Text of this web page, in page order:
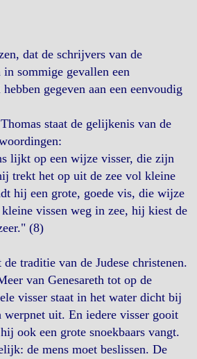
dat de schrijvers van de
sommige gevallen een
gegeven aan een eenvoudig
staat de gelijkenis van de
lijkt op een wijze visser, die zijn
trekt het op uit de zee vol kleine
hij een grote, goede vis, die wijze
vissen weg in zee, hij kiest de
(8)
traditie van de Judese christenen.
van Genesareth tot op de
visser staat in het water dicht bij
werpnet uit. En iedere visser gooit
ook een grote snoekbaars vangt.
de mens moet beslissen. De